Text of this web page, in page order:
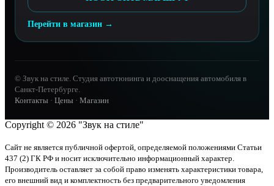
Перейти в магазин →
© Звук на стиле. Студия автотюнинга и дооснащения автомобиля в
Санкт-Петербурге.
Контакты · Цены · Магазин
Copyright © 2026 "Звук на стиле"
Сайт не является публичной офертой, определяемой положениями Статьи
437 (2) ГК РФ и носит исключительно информационный характер.
Производитель оставляет за собой право изменять характеристики товара,
его внешний вид и комплектность без предварительного уведомления